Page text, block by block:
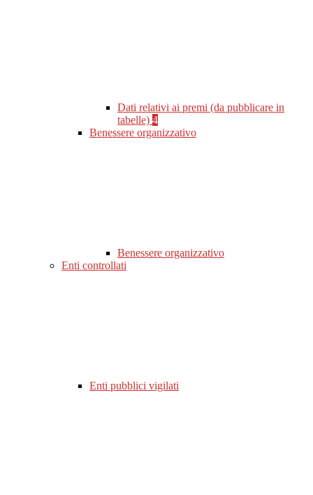
Dati relativi ai premi (da pubblicare in
tabelle) 4
Benessere organizzativo
Benessere organizzativo
Enti controllati
Enti pubblici vigilati